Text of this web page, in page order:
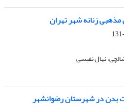
زنانه شهر تهران
نهال نفیسی
بدن در شهرستان رضوانشهر